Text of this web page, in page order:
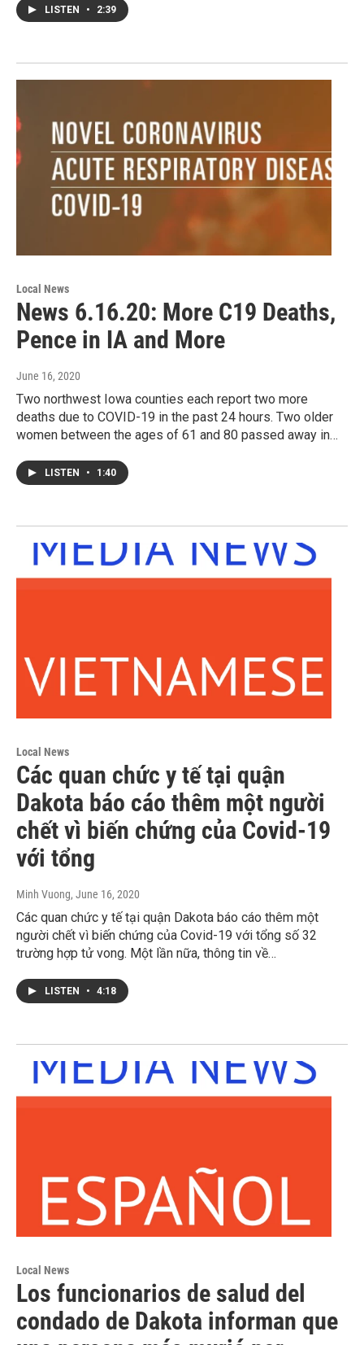
LISTEN • 2:39
Local News
News 6.16.20: More C19 Deaths,
Pence in IA and More
June 16, 2020
Two northwest Iowa counties each report two more
deaths due to COVID-19 in the past 24 hours. Two older
women between the ages of 61 and 80 passed away in…
LISTEN • 1:40
Local News
Các quan chức y tế tại quận
Dakota báo cáo thêm một người
chết vì biến chứng của Covid-19
với tổng
Minh Vuong, June 16, 2020
Các quan chức y tế tại quận Dakota báo cáo thêm một
người chết vì biến chứng của Covid-19 với tổng số 32
trường hợp tử vong. Một lần nữa, thông tin về…
LISTEN • 4:18
Local News
Los funcionarios de salud del
condado de Dakota informan que